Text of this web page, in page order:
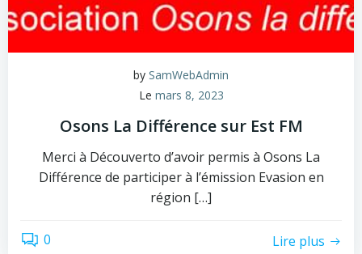
by SamWebAdmin
Le mars 8, 2023
Osons La Différence sur Est FM
Merci à Découverto d’avoir permis à Osons La
Différence de participer à l’émission Evasion en
région […]
0 Lire plus